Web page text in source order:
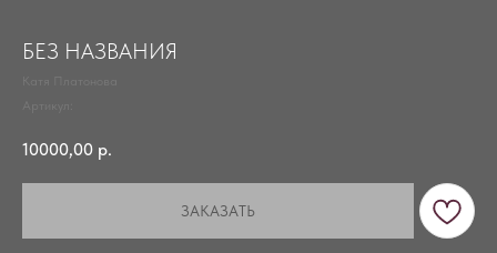
БЕЗ НАЗВАНИЯ
10000,00 р.
ЗАКАЗАТЬ